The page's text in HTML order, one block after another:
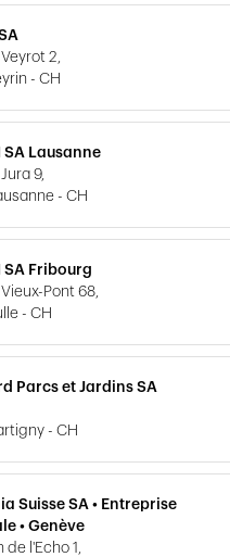
2,
- CH
SA Lausanne
9,
- CH
SA Fribourg
Pont 68,
- CH
Parcs et Jardins SA
- CH
Suisse SA • Entreprise
• Genève
l'Echo 1,